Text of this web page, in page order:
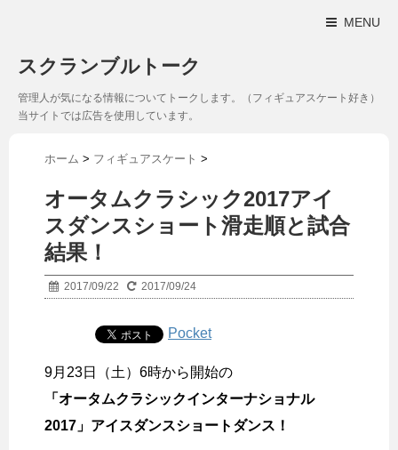
MENU
スクランブルトーク
管理人が気になる情報についてトークします。（フィギュアスケート好き）
当サイトでは広告を使用しています。
ホーム > フィギュアスケート >
オータムクラシック2017アイ
スダンスショート滑走順と試合
結果！
2017/09/22 2017/09/24
Pocket
9月23日（土）6時から開始の
「オータムクラシックインターナショナル
2017」アイスダンスショートダンス！